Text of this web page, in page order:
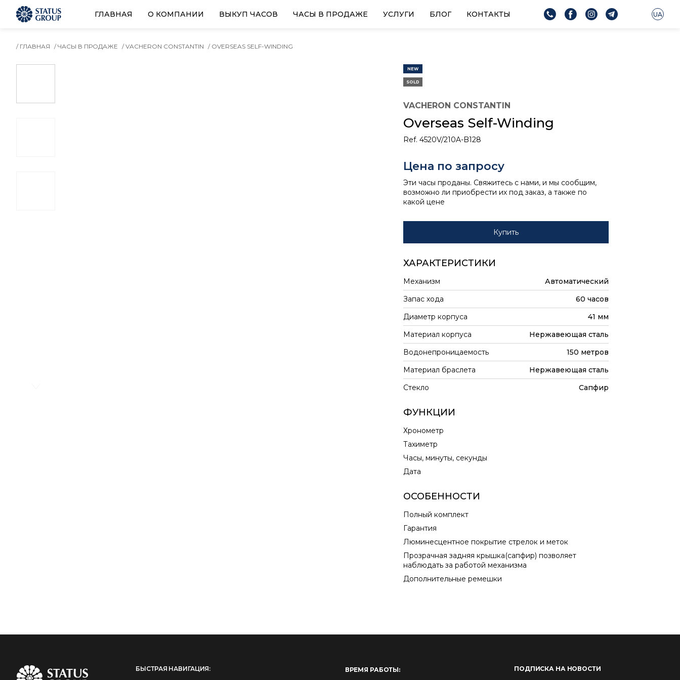
ГЛАВНАЯ О КОМПАНИИ ВЫКУП ЧАСОВ ЧАСЫ В ПРОДАЖЕ УСЛУГИ БЛОГ КОНТАКТЫ UA
/ ГЛАВНАЯ / ЧАСЫ В ПРОДАЖЕ / VACHERON CONSTANTIN / OVERSEAS SELF-WINDING
NEW
SOLD
VACHERON CONSTANTIN
Overseas Self-Winding
Ref. 4520V/210A-B128
Цена по запросу
Эти часы проданы. Свяжитесь с нами, и мы сообщим,
возможно ли приобрести их под заказ, а также по
какой цене
Купить
ХАРАКТЕРИСТИКИ
Механизм
Автоматический
Запас хода
60 часов
Диаметр корпуса
41 мм
Материал корпуса
Нержавеющая сталь
Водонепроницаемость
150 метров
Материал браслета
Нержавеющая сталь
Стекло
Сапфир
ФУНКЦИИ
Хронометр
Тахиметр
Часы, минуты, секунды
Дата
ОСОБЕННОСТИ
Полный комплект
Гарантия
Люминесцентное покрытие стрелок и меток
Прозрачная задняя крышка(сапфир) позволяет
наблюдать за работой механизма
Дополнительные ремешки
БЫСТРАЯ НАВИГАЦИЯ: ВРЕМЯ РАБОТЫ: ПОДПИСКА НА НОВОСТИ